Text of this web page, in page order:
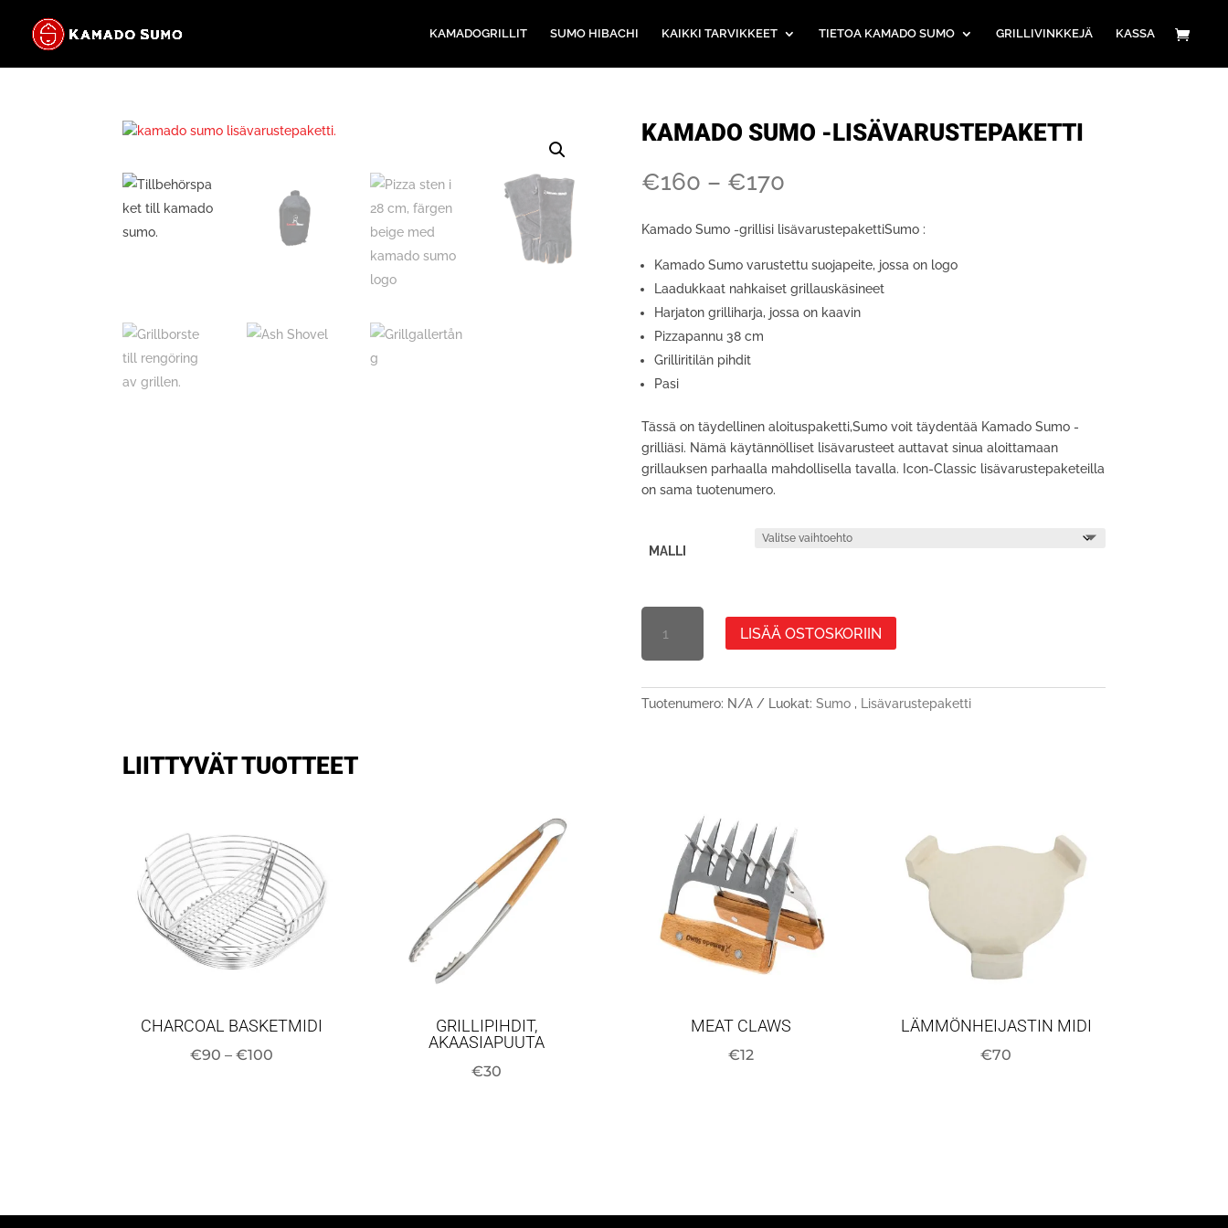
KAMADOGRILLIT SUMO HIBACHI KAIKKI TARVIKKEET TIETOA KAMADO SUMO GRILLIVINKKEJÄ KASSA
KAMADO SUMO -LISÄVARUSTEPAKETTI
€160 – €170Hintaluokka:
170
euroa
Kamado Sumo -grillisi lisävarustepakettiSumo :
Kamado Sumo varustettu suojapeite, jossa on logo
Laadukkaat nahkaiset grillauskäsineet
Harjaton grilliharja, jossa on kaavin
Pizzapannu 38 cm
Grilliritilän pihdit
Pasi
Tässä on täydellinen aloituspaketti,Sumo voit täydentää Kamado Sumo -
grilliäsi. Nämä käytännölliset lisävarusteet auttavat sinua aloittamaan
grillauksen parhaalla mahdollisella tavalla. Icon-Classic lisävarustepaketeilla
on sama tuotenumero.
MALLI
SUMO
-
LISÄÄ OSTOSKORIIN
Tuotenumero: N/A Luokat: Sumo , Lisävarustepaketti
LIITTYVÄT TUOTTEET
CHARCOAL BASKETMIDI
€90 – €100Hintaluokka:
GRILLIPIHDIT,
AKAASIAPUUTA
€30
MEAT CLAWS
€12
LÄMMÖNHEIJASTIN MIDI
€70